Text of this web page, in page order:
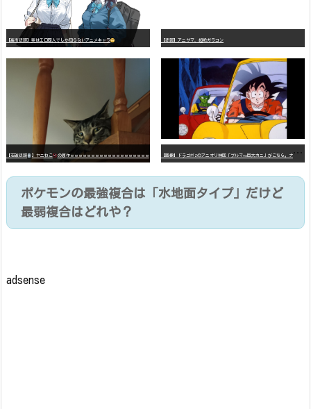
【高市悲報】実はエロ同人でしか知らないアニメキャラ 【悲報】アニサマ、超絶ガラコン
【石破悲報 】ヤニねこ の原作ｗｗｗｗｗｗｗｗｗｗｗｗｗｗｗｗｗｗｗ 【
画像】ドラゴボZのアニオリ神回「ブルマvs巨大カニ」がこちら。ナメック星の海にドラゴボを落としたブルマと巨大カニのバトル
ポケモンの最強複合は「水地面タイプ」だけど
最弱複合はどれや？
adsense